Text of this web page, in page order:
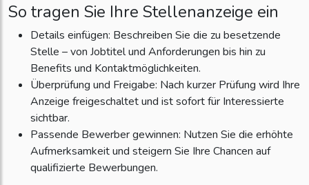
So tragen Sie Ihre Stellenanzeige ein
Details einfügen: Beschreiben Sie die zu besetzende
Stelle – von Jobtitel und Anforderungen bis hin zu
Benefits und Kontaktmöglichkeiten.
Überprüfung und Freigabe: Nach kurzer Prüfung wird Ihre
Anzeige freigeschaltet und ist sofort für Interessierte
sichtbar.
Passende Bewerber gewinnen: Nutzen Sie die erhöhte
Aufmerksamkeit und steigern Sie Ihre Chancen auf
qualifizierte Bewerbungen.